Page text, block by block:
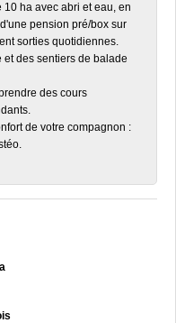
ha avec abri et eau, en
pension pré/box sur
sorties quotidiennes.
des sentiers de balade
des cours
de votre compagnon :